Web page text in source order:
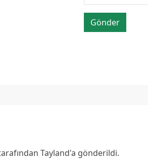
Gönder
Tayland'a gönderildi.